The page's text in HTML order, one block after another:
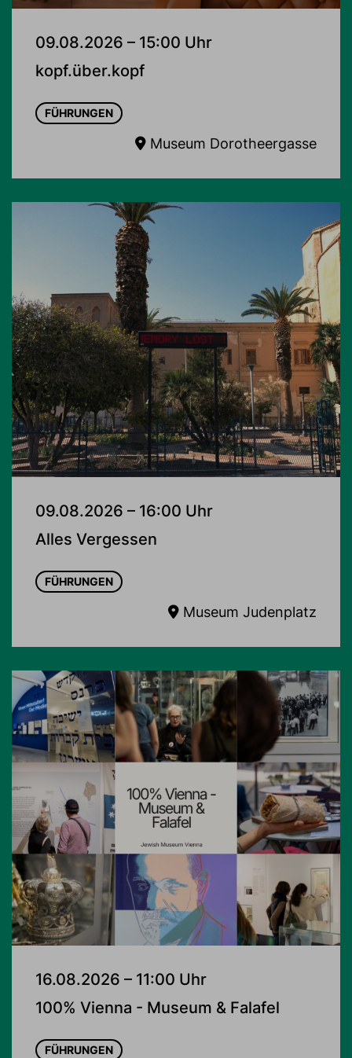
09.08.2026 – 15:00 Uhr
kopf.über.kopf
FÜHRUNGEN
Museum Dorotheergasse
09.08.2026 – 16:00 Uhr
Alles Vergessen
FÜHRUNGEN
Museum Judenplatz
16.08.2026 – 11:00 Uhr
100% Vienna - Museum & Falafel
FÜHRUNGEN